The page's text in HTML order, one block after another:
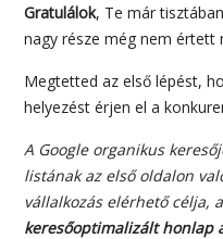
Gratulálok, Te már
nagy része még nem értett
Megtetted az első lépést,
helyezést érjen el a
A Google organikus
listának az első oldalon
vállalkozás elérhető célja,
keresőoptimalizált honlap